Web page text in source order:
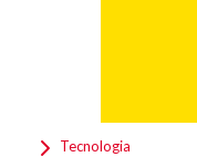
Tecnologia